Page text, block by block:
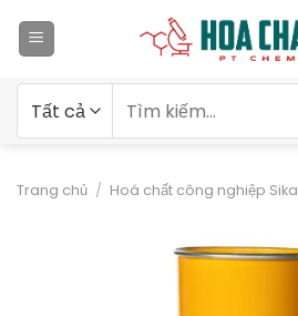
qua
kiếm:
Trang chủ / Hoá chất công nghiệp Sika